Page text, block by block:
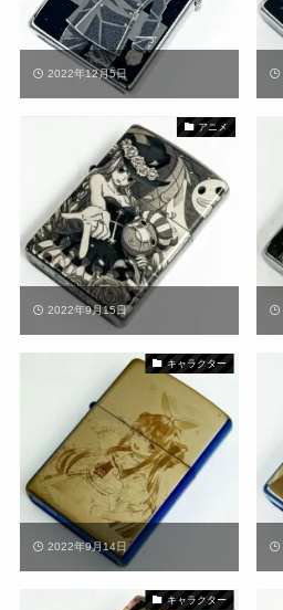
2022年12月5日
アニメ
2022年9月15日
キャラクター
2022年9月14日
キャラクター